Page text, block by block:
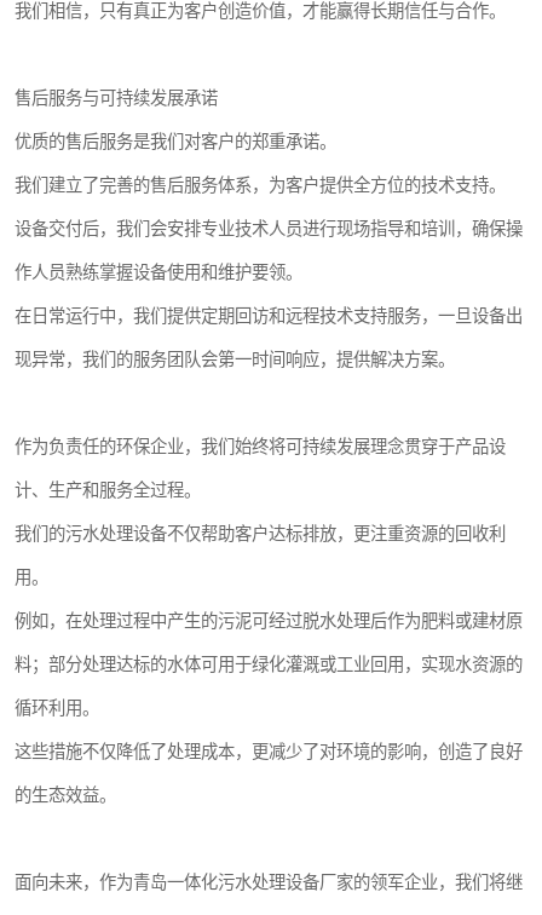
我们相信，只有真正为客户创造价值，才能赢得长期信任与合作。
售后服务与可持续发展承诺
优质的售后服务是我们对客户的郑重承诺。
我们建立了完善的售后服务体系，为客户提供全方位的技术支持。
设备交付后，我们会安排专业技术人员进行现场指导和培训，确保操
作人员熟练掌握设备使用和维护要领。
在日常运行中，我们提供定期回访和远程技术支持服务，一旦设备出
现异常，我们的服务团队会第一时间响应，提供解决方案。
作为负责任的环保企业，我们始终将可持续发展理念贯穿于产品设
计、生产和服务全过程。
我们的污水处理设备不仅帮助客户达标排放，更注重资源的回收利
用。
例如，在处理过程中产生的污泥可经过脱水处理后作为肥料或建材原
料；部分处理达标的水体可用于绿化灌溉或工业回用，实现水资源的
循环利用。
这些措施不仅降低了处理成本，更减少了对环境的影响，创造了良好
的生态效益。
面向未来，作为青岛一体化污水处理设备厂家的领军企业，我们将继